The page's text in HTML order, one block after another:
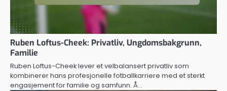
Ruben Loftus-Cheek: Privatliv, Ungdomsbakgrunn,
Familie
Ruben Loftus-Cheek lever et velbalansert privatliv som
kombinerer hans profesjonelle fotballkarriere med et sterkt
engasjement for familie og samfunn. Å…